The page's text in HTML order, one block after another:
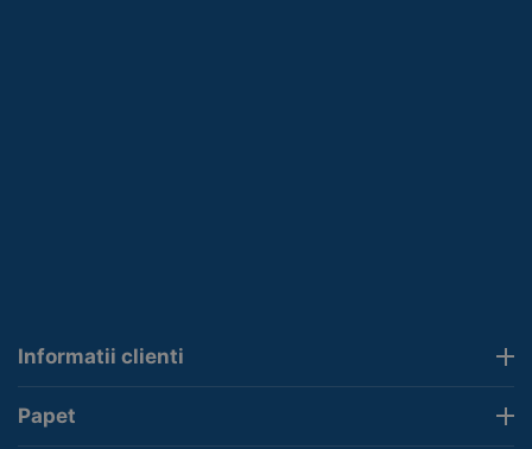
Informatii clienti
Papet